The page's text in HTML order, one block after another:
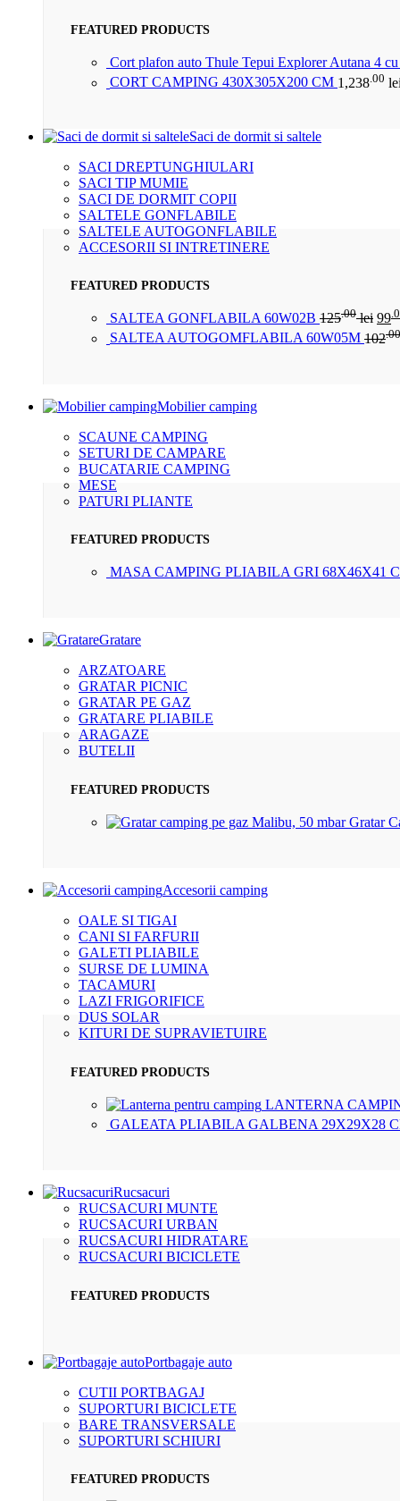
FEATURED PRODUCTS
Cort plafon auto Thule Tepui Explorer Autana 4
CORT CAMPING 430X305X200 CM 1,238 .00
Saci de dormit si saltele
SACI DREPTUNGHIULARI
SACI TIP MUMIE
SACI DE DORMIT COPII
SALTELE GONFLABILE
SALTELE AUTOGONFLABILE
ACCESORII SI INTRETINERE
FEATURED PRODUCTS
SALTEA GONFLABILA 60W02B 125.00 lei 99
SALTEA AUTOGOMFLABILA 60W05M 102.00
Mobilier camping
SCAUNE CAMPING
SETURI DE CAMPARE
BUCATARIE CAMPING
MESE
PATURI PLIANTE
FEATURED PRODUCTS
MASA CAMPING PLIABILA GRI 68X46X41
Gratare
ARZATOARE
GRATAR PICNIC
GRATAR PE GAZ
GRATARE PLIABILE
ARAGAZE
BUTELII
FEATURED PRODUCTS
Gratar
Accesorii camping
OALE SI TIGAI
CANI SI FARFURII
GALETI PLIABILE
SURSE DE LUMINA
TACAMURI
LAZI FRIGORIFICE
DUS SOLAR
KITURI DE SUPRAVIETUIRE
FEATURED PRODUCTS
LANTERNA
GALEATA PLIABILA GALBENA 29X29X28
Rucsacuri
RUCSACURI MUNTE
RUCSACURI URBAN
RUCSACURI HIDRATARE
RUCSACURI BICICLETE
FEATURED PRODUCTS
Portbagaje auto
CUTII PORTBAGAJ
SUPORTURI BICICLETE
BARE TRANSVERSALE
SUPORTURI SCHIURI
FEATURED PRODUCTS